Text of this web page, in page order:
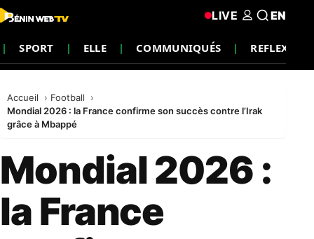
SPORT ELLE COMMUNIQUÉS
LIVE EN
Accueil
Football
Mondial 2026 : la France confirme son succès contre l’Irak
grâce à Mbappé
Mondial 2026 :
la France